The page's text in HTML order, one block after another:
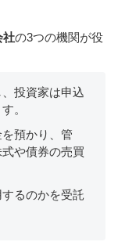
社の3つの機関が役
投資家は申込
。
預かり、管
や債券の売買
るのかを受託